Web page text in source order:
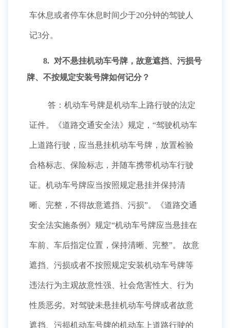
车休息或者停车休息时间少于20分钟的驾驶人
记3分。
8. 对不悬挂机动车号牌，故意遮挡、污损号
牌、不按规定安装号牌如何记分？
答：机动车号牌是机动车上路行驶的法定
证件。《道路交通安全法》规定，“驾驶机动车
上道路行驶，应当悬挂机动车号牌，放置检验
合格标志、保险标志，并随车携带机动车行驶
证。机动车号牌应当按照规定悬挂并保持清
晰、完整，不得故意遮挡、污损”。《道路交通
安全法实施条例》规定“机动车号牌应当悬挂在
车前、车后指定位置，保持清晰、完整”。 故意
遮挡、污损或者不按照规定安装机动车号牌等
违法行为主观故意性强、社会危害性大、行为
性质恶劣。对驾驶未悬挂机动车号牌或者故意
遮挡、污损机动车号牌的机动车上道路行驶的